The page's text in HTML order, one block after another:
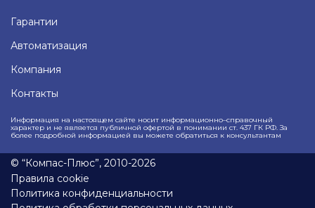
Гарантии
Автоматизация
Компания
Контакты
Информация на настоящем сайте носит информационно–справочный
характер и не является публичной офертой в понимании ст. 437 ГК РФ. За
более подробной информацией вы можете обратиться к консультантам
© “Компас-Плюс”, 2010-2026
Правила cookie
Политика конфиденциальности